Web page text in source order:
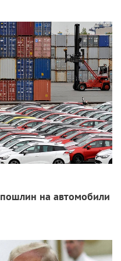
на автомобили